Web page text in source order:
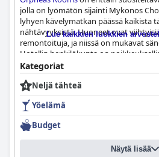
jolla on lyömätön sijainti Mykonos
lyhyen kävelymatkan päässä kaikista
nähtävyyksistä. Huoneet ovat
remontoituja, ja niissä on mukavat
Hotellin henkilökunta on
avuliasta ja mukautuvaa palvelua.
usein, sillä hotellissa on säännöllinen
pyyhkeitä tarjotaan päivittäin.
täydellinen valinta niille, jotka
vilkkaan yöelämän, sillä se sijaitsee
kävelymatkan päässä baareista,
meluisista naapureista on raportoitu,
laatusuhde tekevätOrpheas Rooms
nuorille juhlijoille. Myös sänkyjen
Lue kaikkien luokkien
Kategoriat
Neljä tähteä
Yöelämä
Budget
Näytä lisää